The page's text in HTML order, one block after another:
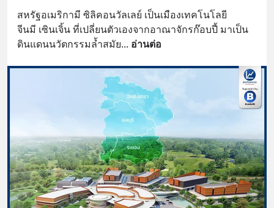
สหรัฐอเมริกามี ซิลิคอนวัลเลย์ เป็นเมืองเทคโนโลยี
จีนมี เซินเจิ้น ที่เปลี่ยนตัวเองจากอาณาจักรก๊อบปี้ มาเป็น
ดินแดนนวัตกรรมล้ำสมัย... อ่านต่อ